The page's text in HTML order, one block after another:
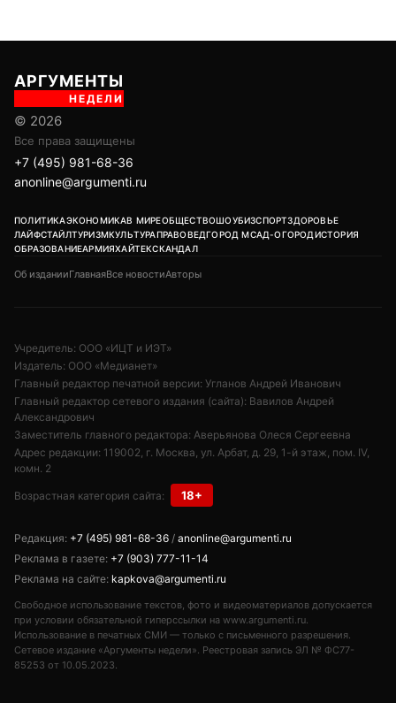
АРГУМЕНТЫ
НЕДЕЛИ
© 2026
Все права защищены
+7 (495) 981-68-36
anonline@argumenti.ru
ПОЛИТИКАЭКОНОМИКАВ МИРЕОБЩЕСТВОШОУБИЗСПОРТЗДОРОВЬЕ
ЛАЙФСТАЙЛТУРИЗМКУЛЬТУРАПРАВОВЕДГОРОД МСАД-ОГОРОДИСТОРИЯ
ОБРАЗОВАНИЕАРМИЯХАЙТЕКСКАНДАЛ
Об изданииГлавнаяВсе новостиАвторы
Учредитель: ООО «ИЦТ и ИЭТ»
Издатель: ООО «Медианет»
Главный редактор печатной версии: Угланов Андрей Иванович
Главный редактор сетевого издания (сайта): Вавилов Андрей
Александрович
Заместитель главного редактора: Аверьянова Олеся Сергеевна
Адрес редакции: 119002, г. Москва, ул. Арбат, д. 29, 1-й этаж, пом. IV,
комн. 2
Возрастная категория сайта: 18+
Редакция: +7 (495) 981-68-36 / anonline@argumenti.ru
Реклама в газете: +7 (903) 777-11-14
Реклама на сайте: kapkova@argumenti.ru
Свободное использование текстов, фото и видеоматериалов допускается
при условии обязательной гиперссылки на www.argumenti.ru.
Использование в печатных СМИ — только с письменного разрешения.
Сетевое издание «Аргументы недели». Реестровая запись ЭЛ № ФС77-
85253 от 10.05.2023.